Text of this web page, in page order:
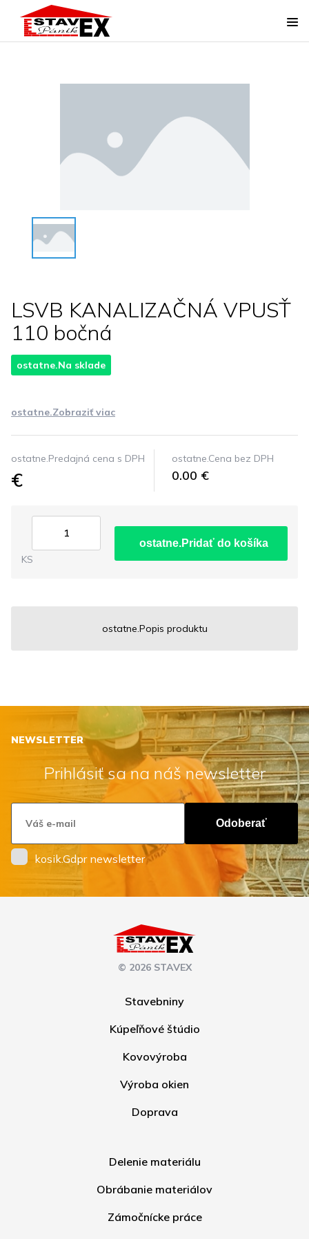
LSVB KANALIZAČNÁ VPUSŤ
110 bočná
ostatne.Na sklade
ostatne.Zobraziť viac
ostatne.Predajná cena s DPH
€
ostatne.Cena bez DPH
0.00 €
KS
ostatne.Pridať do košíka
ostatne.Popis produktu
NEWSLETTER
Prihlásiť sa na náš newsletter
Odoberať
kosik.Gdpr newsletter
© 2026 STAVEX
Stavebniny
Kúpeľňové štúdio
Kovovýroba
Výroba okien
Doprava
Delenie materiálu
Obrábanie materiálov
Zámočnícke práce